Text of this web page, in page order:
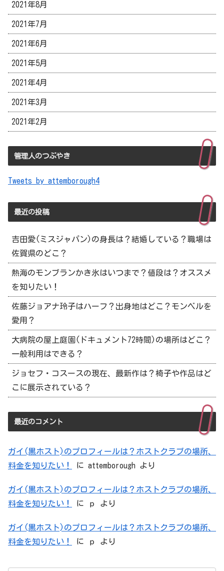
2021年8月
2021年7月
2021年6月
2021年5月
2021年4月
2021年3月
2021年2月
管理人のつぶやき
Tweets by attemborough4
最近の投稿
吉田愛(ミスジャパン)の身長は？結婚している？職場は
佐賀県のどこ？
熱海のモンブランかき氷はいつまで？値段は？オススメ
を知りたい！
佐藤ジョアナ玲子はハーフ？出身地はどこ？モンベルを
愛用？
大病院の屋上庭園(ドキュメント72時間)の場所はどこ？
一般利用はできる？
ジョセフ・コスースの現在、最新作は？椅子や作品はど
こに展示されている？
最近のコメント
ガイ(黒ホスト)のプロフィールは？ホストクラブの場所、
料金を知りたい！
に attemborough より
ガイ(黒ホスト)のプロフィールは？ホストクラブの場所、
料金を知りたい！
に ｐ より
ガイ(黒ホスト)のプロフィールは？ホストクラブの場所、
料金を知りたい！
に ｐ より